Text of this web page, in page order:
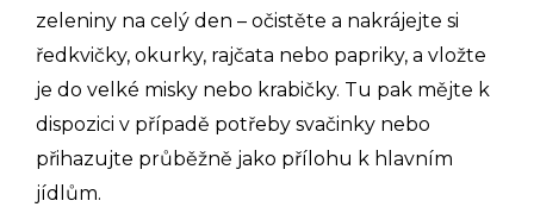
zeleniny na celý den – očistěte a nakrájejte si
ředkvičky, okurky, rajčata nebo papriky, a vložte
je do velké misky nebo krabičky. Tu pak mějte k
dispozici v případě potřeby svačinky nebo
přihazujte průběžně jako přílohu k hlavním
jídlům.